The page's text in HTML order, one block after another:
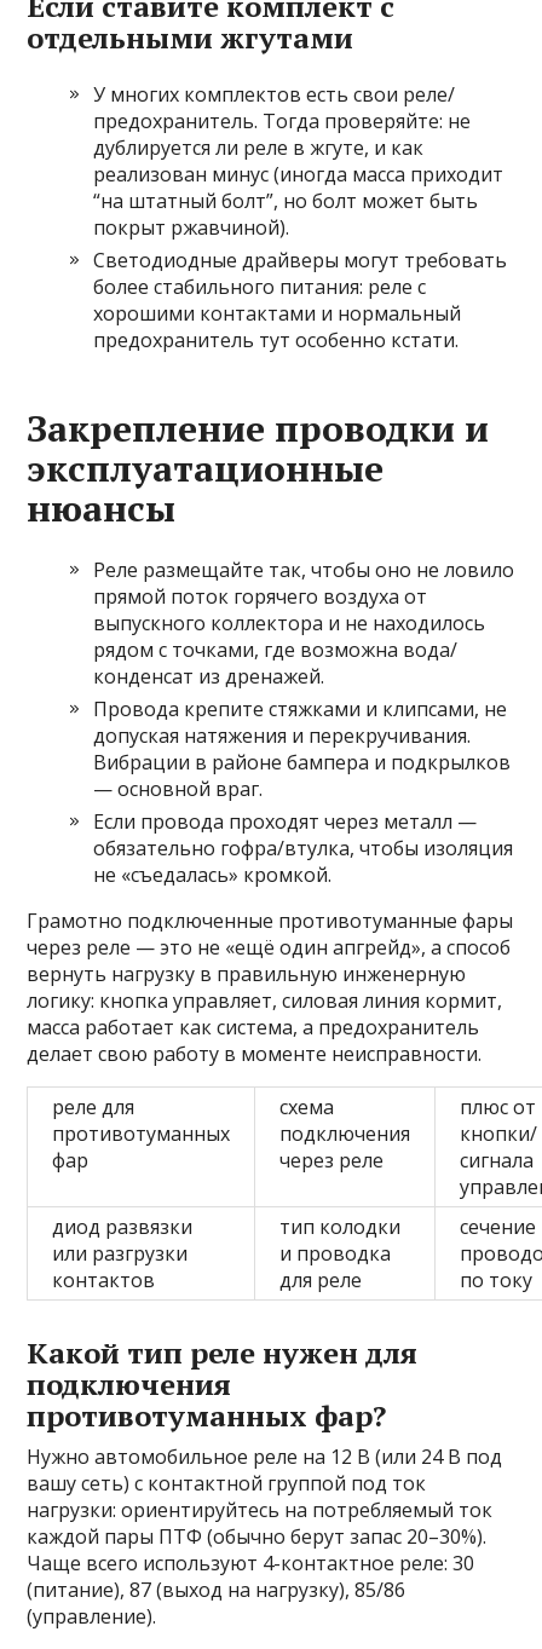
отдельными жгутами
У многих комплектов есть свои реле/
предохранитель. Тогда проверяйте: не
дублируется ли реле в жгуте, и как
реализован минус (иногда масса приходит
“на штатный болт”, но болт может быть
покрыт ржавчиной).
Светодиодные драйверы могут требовать
более стабильного питания: реле с
хорошими контактами и нормальный
предохранитель тут особенно кстати.
Закрепление проводки и
эксплуатационные
нюансы
Реле размещайте так, чтобы оно не ловило
прямой поток горячего воздуха от
выпускного коллектора и не находилось
рядом с точками, где возможна вода/
конденсат из дренажей.
Провода крепите стяжками и клипсами, не
допуская натяжения и перекручивания.
Вибрации в районе бампера и подкрылков
— основной враг.
Если провода проходят через металл —
обязательно гофра/втулка, чтобы изоляция
не «съедалась» кромкой.
Грамотно подключенные противотуманные фары
через реле — это не «ещё один апгрейд», а способ
вернуть нагрузку в правильную инженерную
логику: кнопка управляет, силовая линия кормит,
масса работает как система, а предохранитель
делает свою работу в моменте неисправности.
реле для
противотуманных
фар
схема
подключения
через реле
плюс от
кнопки/
сигнала
диод развязки
или разгрузки
контактов
тип колодки
и проводка
для реле
сечение
по току
Какой тип реле нужен для
подключения
противотуманных фар?
Нужно автомобильное реле на 12 В (или 24 В под
вашу сеть) с контактной группой под ток
нагрузки: ориентируйтесь на потребляемый ток
каждой пары ПТФ (обычно берут запас 20–30%).
Чаще всего используют 4-контактное реле: 30
(питание), 87 (выход на нагрузку), 85/86
(управление).